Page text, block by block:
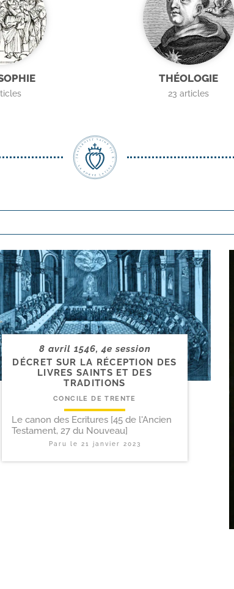
THÉOLOGIE
23 articles
8 avril 1546, 4e session
DÉCRET SUR LA RÉCEPTION DES
LIVRES SAINTS ET DES
TRADITIONS
CONCILE DE TRENTE
Le canon des Ecritures [45 de l'Ancien
Testament, 27 du Nouveau]
Paru le 21 janvier 2023